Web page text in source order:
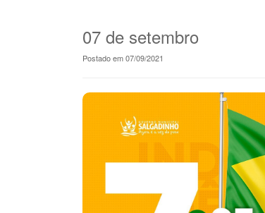
07 de setembro
Postado em 07/09/2021